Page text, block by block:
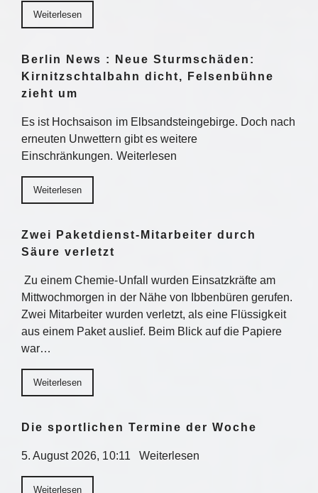
Weiterlesen
Berlin News : Neue Sturmschäden:
Kirnitzschtalbahn dicht, Felsenbühne
zieht um
Es ist Hochsaison im Elbsandsteingebirge. Doch nach
erneuten Unwettern gibt es weitere
Einschränkungen. Weiterlesen
Weiterlesen
Zwei Paketdienst-Mitarbeiter durch
Säure verletzt
Zu einem Chemie-Unfall wurden Einsatzkräfte am
Mittwochmorgen in der Nähe von Ibbenbüren gerufen.
Zwei Mitarbeiter wurden verletzt, als eine Flüssigkeit
aus einem Paket auslief. Beim Blick auf die Papiere
war…
Weiterlesen
Die sportlichen Termine der Woche
5. August 2026, 10:11 Weiterlesen
Weiterlesen